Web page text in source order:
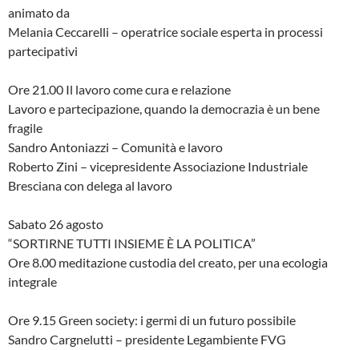
animato da
Melania Ceccarelli – operatrice sociale esperta in processi
partecipativi
Ore 21.00 Il lavoro come cura e relazione
Lavoro e partecipazione, quando la democrazia è un bene
fragile
Sandro Antoniazzi – Comunità e lavoro
Roberto Zini – vicepresidente Associazione Industriale
Bresciana con delega al lavoro
Sabato 26 agosto
“SORTIRNE TUTTI INSIEME È LA POLITICA”
Ore 8.00 meditazione custodia del creato, per una ecologia
integrale
Ore 9.15 Green society: i germi di un futuro possibile
Sandro Cargnelutti – presidente Legambiente FVG